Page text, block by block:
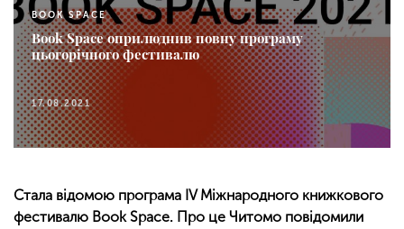
BOOK SPACE
Book Space оприлюднив повну програму
цьогорічного фестивалю
17.08.2021
Стала відомою програма IV Міжнародного книжкового
фестивалю Book Space. Про це Читомо повідомили